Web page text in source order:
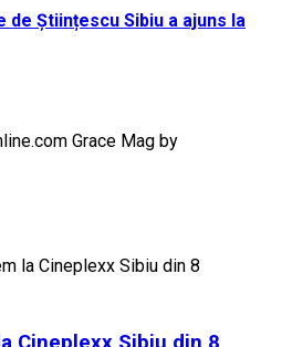
de Științescu Sibiu a ajuns la
Grace Mag by